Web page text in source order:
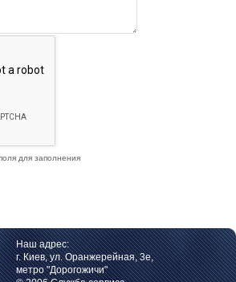
для заполнения
Наш адрес:
г. Киев, ул. Оранжерейная, 3е,
метро "Дорогожичи"